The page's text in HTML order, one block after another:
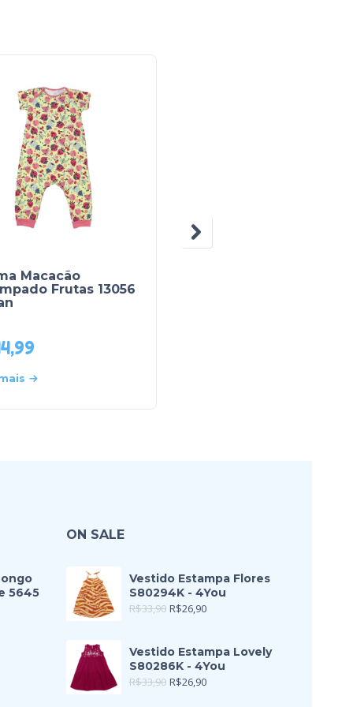
Macacão
Frutas 13056
5645
ON SALE
Vestido Estampa Flores
S80294K - 4You
R$33,90 R$26,90
Vestido Estampa Lovely
S80286K - 4You
R$33,90 R$26,90